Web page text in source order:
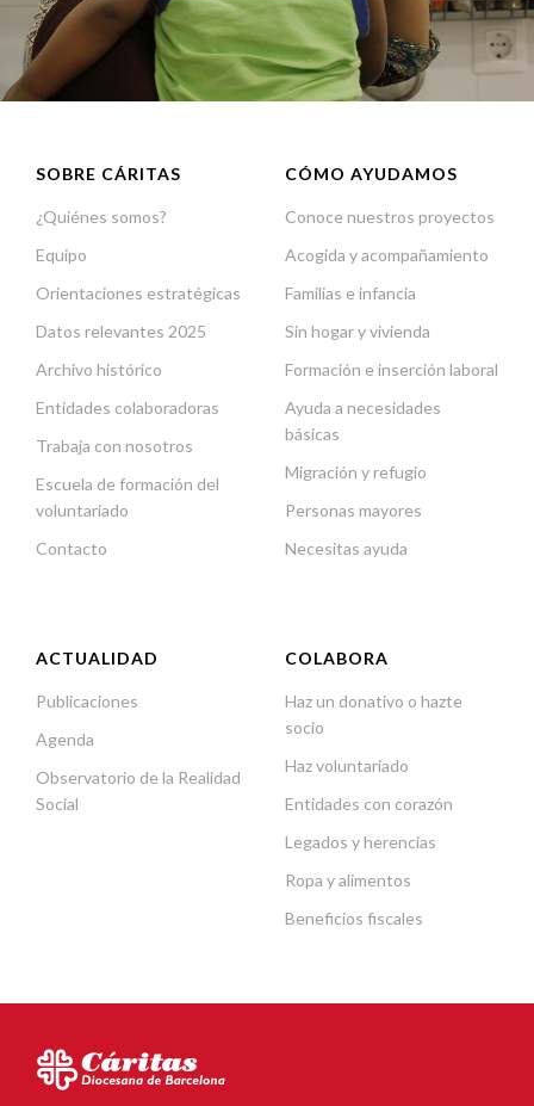
SOBRE CÁRITAS
¿Quiénes somos?
Equipo
Orientaciones estratégicas
Datos relevantes 2025
Archivo histórico
Entidades colaboradoras
Trabaja con nosotros
Escuela de formación del
voluntariado
Contacto
CÓMO AYUDAMOS
Conoce nuestros proyectos
Acogida y acompañamiento
Familias e infancia
Sin hogar y vivienda
Formación e inserción laboral
Ayuda a necesidades
básicas
Migración y refugio
Personas mayores
Necesitas ayuda
ACTUALIDAD
Publicaciones
Agenda
Observatorio de la Realidad
Social
COLABORA
Haz un donativo o hazte
socio
Haz voluntariado
Entidades con corazón
Legados y herencias
Ropa y alimentos
Beneficios fiscales